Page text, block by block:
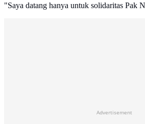
"Saya datang hanya untuk solidaritas Pak
Advertisement